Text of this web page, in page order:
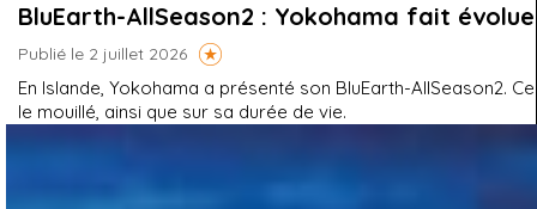
BluEarth-AllSeason2 : Yokohama fait
Publié le 2 juillet 2026
En Islande, Yokohama a présenté son BluEarth-AllSeason2.
le mouillé, ainsi que sur sa durée de vie.